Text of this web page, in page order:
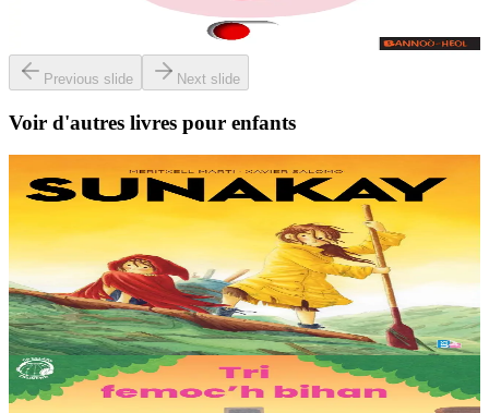
Previous slide Next slide
Voir d'autres livres pour enfants
TES
Sunakay
La mer est devenue une immense décharge dépourvue de vie sous-
marine. Deux soeurs survivent sur une île de plastique, au milieu des
déchets. Mais un évènement...
En stock25,00 €
3 ans et plus
TES